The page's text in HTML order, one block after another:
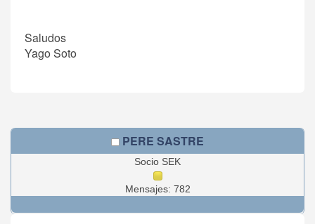
Saludos
Yago Soto
PERE SASTRE
Socio SEK
Mensajes: 782